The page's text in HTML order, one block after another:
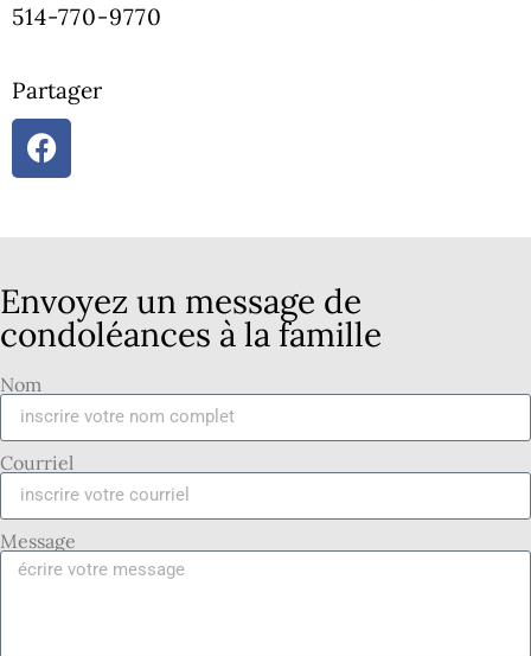
514-770-9770
Partager
Envoyez un message de
condoléances à la famille
Nom
Courriel
Message